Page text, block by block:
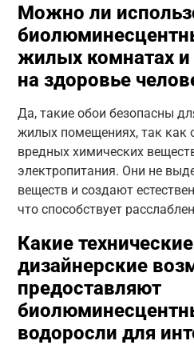
Можно ли
жилых комнатах
на здоровье
Да, такие обои безопасны
жилых помещениях, так как
вредных химических
электропитания. Они не
веществ и создают
что способствует
Какие
дизайнерские
предоставляют
водоросли для